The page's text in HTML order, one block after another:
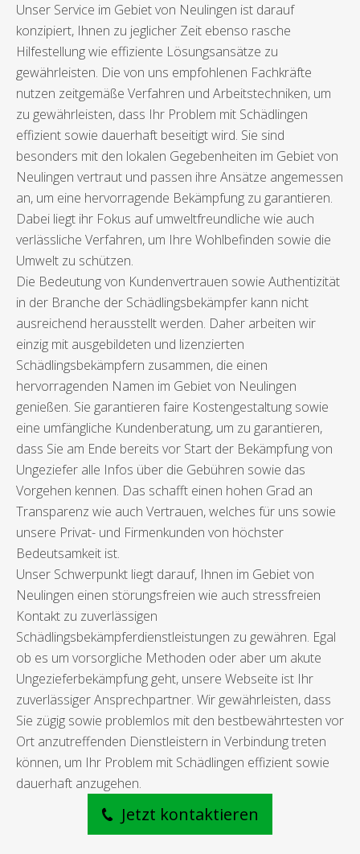
Unser Service im Gebiet von Neulingen ist darauf
konzipiert, Ihnen zu jeglicher Zeit ebenso rasche
Hilfestellung wie effiziente Lösungsansätze zu
gewährleisten. Die von uns empfohlenen Fachkräfte
nutzen zeitgemäße Verfahren und Arbeitstechniken, um
zu gewährleisten, dass Ihr Problem mit Schädlingen
effizient sowie dauerhaft beseitigt wird. Sie sind
besonders mit den lokalen Gegebenheiten im Gebiet von
Neulingen vertraut und passen ihre Ansätze angemessen
an, um eine hervorragende Bekämpfung zu garantieren.
Dabei liegt ihr Fokus auf umweltfreundliche wie auch
verlässliche Verfahren, um Ihre Wohlbefinden sowie die
Umwelt zu schützen.
Die Bedeutung von Kundenvertrauen sowie Authentizität
in der Branche der Schädlingsbekämpfer kann nicht
ausreichend herausstellt werden. Daher arbeiten wir
einzig mit ausgebildeten und lizenzierten
Schädlingsbekämpfern zusammen, die einen
hervorragenden Namen im Gebiet von Neulingen
genießen. Sie garantieren faire Kostengestaltung sowie
eine umfängliche Kundenberatung, um zu garantieren,
dass Sie am Ende bereits vor Start der Bekämpfung von
Ungeziefer alle Infos über die Gebühren sowie das
Vorgehen kennen. Das schafft einen hohen Grad an
Transparenz wie auch Vertrauen, welches für uns sowie
unsere Privat- und Firmenkunden von höchster
Bedeutsamkeit ist.
Unser Schwerpunkt liegt darauf, Ihnen im Gebiet von
Neulingen einen störungsfreien wie auch stressfreien
Kontakt zu zuverlässigen
Schädlingsbekämpferdienstleistungen zu gewähren. Egal
ob es um vorsorgliche Methoden oder aber um akute
Ungezieferbekämpfung geht, unsere Webseite ist Ihr
zuverlässiger Ansprechpartner. Wir gewährleisten, dass
Sie zügig sowie problemlos mit den bestbewährtesten vor
Ort anzutreffenden Dienstleistern in Verbindung treten
können, um Ihr Problem mit Schädlingen effizient sowie
dauerhaft anzugehen.
Jetzt kontaktieren